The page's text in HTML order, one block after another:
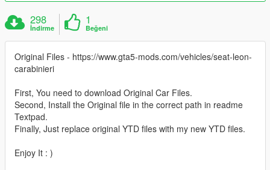
298
İndirme
1
Beğeni
Original Files - https://www.gta5-mods.com/vehicles/seat-leon-
carabinieri
First, You need to download Original Car Files.
Second, Install the Original file in the correct path in readme
Textpad.
Finally, Just replace original YTD files with my new YTD files.
Enjoy It : )